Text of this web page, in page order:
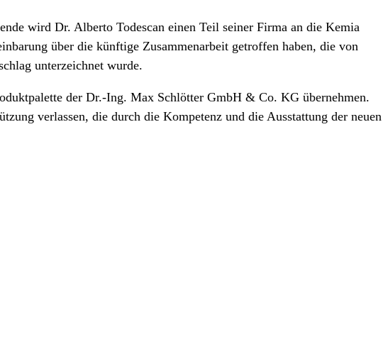
wird Dr. Alberto Todescan einen Teil seiner Firma an die Kemia
über die künftige Zusammenarbeit getroffen haben, die von
unterzeichnet wurde.
der Dr.-Ing. Max Schlötter GmbH & Co. KG übernehmen.
verlassen, die durch die Kompetenz und die Ausstattung der neuen